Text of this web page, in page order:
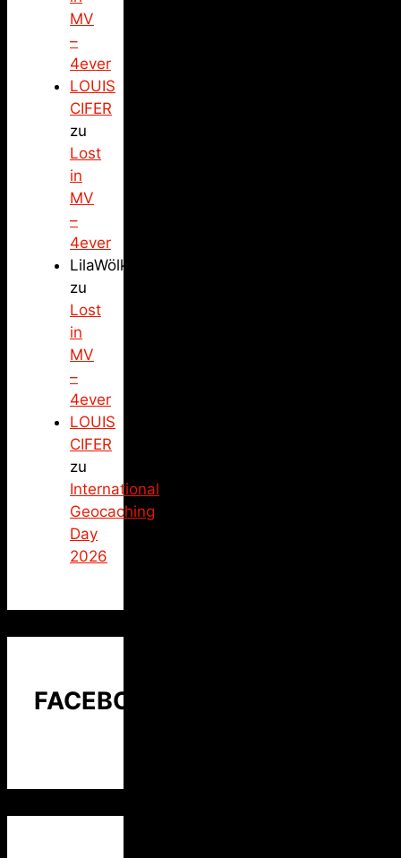
MV
–
4ever
LOUIS
CIFER
zu
Lost
in
MV
–
4ever
LilaWölkchen
zu
Lost
in
MV
–
4ever
LOUIS
CIFER
zu
International
Geocaching
Day
2026
FACEBOOK